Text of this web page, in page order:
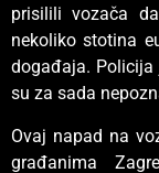
prisilili vozača
nekoliko stotina
događaja.
su za sada
Ovaj napad na
građanima